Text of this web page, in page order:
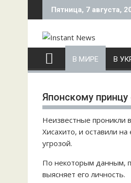
k
c
Пятница, 7 августа,
В МИРЕ В
Японскому
Неизвестные проникли
Хисахито, и оставили
угрозой.
По некоторым данным,
выясняет его личность.